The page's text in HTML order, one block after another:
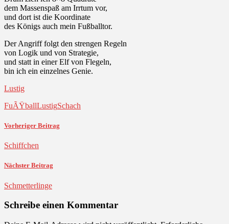
dem Massenspaß am Irrtum vor,
und dort ist die Koordinate
des Königs auch mein Fußballtor.
Der Angriff folgt den strengen Regeln
von Logik und von Strategie,
und statt in einer Elf von Flegeln,
bin ich ein einzelnes Genie.
Lustig
FuÃŸballLustigSchach
Vorheriger Beitrag
Schiffchen
Nächster Beitrag
Schmetterlinge
Schreibe einen Kommentar